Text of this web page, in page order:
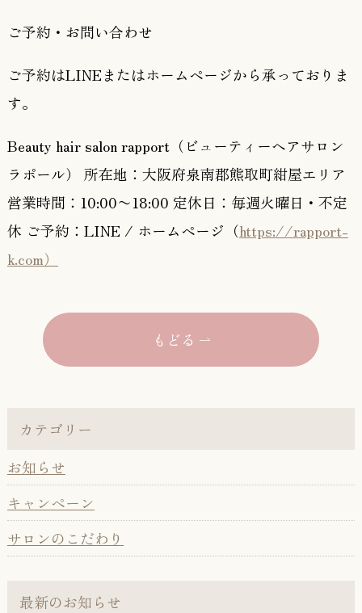
ご予約・お問い合わせ
ご予約はLINEまたはホームページから承っておりま
す。
Beauty hair salon rapport（ビューティーヘアサロン
ラポール）
所在地：大阪府泉南郡熊取町紺屋エリア
営業時間：10:00〜18:00 定休日：毎週火曜日・不定
休 ご予約：LINE / ホームページ（https://rapport-
k.com）
もどる
カテゴリー
お知らせ
キャンペーン
サロンのこだわり
最新のお知らせ